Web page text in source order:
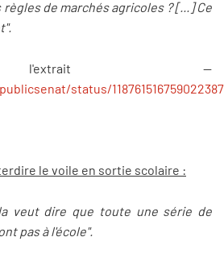
de marchés agricoles ? [...] Ce
--
status/
le voile en sortie scolaire :
veut dire que toute une série de
pas à l'école".